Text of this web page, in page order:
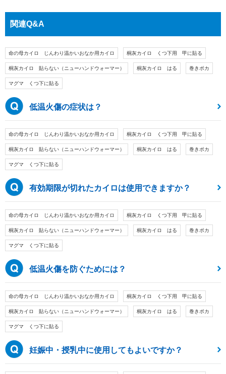
関連Q&A
命の母カイロ じんわり温かいおなか用カイロ 桐灰カイロ くつ下用 甲に貼る
桐灰カイロ 貼らない（ニューハンドウォーマー） 桐灰カイロ はる 巻きポカ
マグマ くつ下に貼る
低温火傷の症状は？
命の母カイロ じんわり温かいおなか用カイロ 桐灰カイロ くつ下用 甲に貼る
桐灰カイロ 貼らない（ニューハンドウォーマー） 桐灰カイロ はる 巻きポカ
マグマ くつ下に貼る
有効期限が切れたカイロは使用できますか？
命の母カイロ じんわり温かいおなか用カイロ 桐灰カイロ くつ下用 甲に貼る
桐灰カイロ 貼らない（ニューハンドウォーマー） 桐灰カイロ はる 巻きポカ
マグマ くつ下に貼る
低温火傷を防ぐためには？
命の母カイロ じんわり温かいおなか用カイロ 桐灰カイロ くつ下用 甲に貼る
桐灰カイロ 貼らない（ニューハンドウォーマー） 桐灰カイロ はる 巻きポカ
マグマ くつ下に貼る
妊娠中・授乳中に使用してもよいですか？